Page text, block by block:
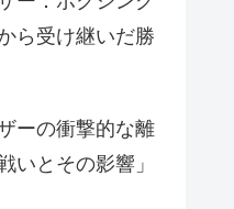
ら受け継いだ勝
ーの衝撃的な離
いとその影響」